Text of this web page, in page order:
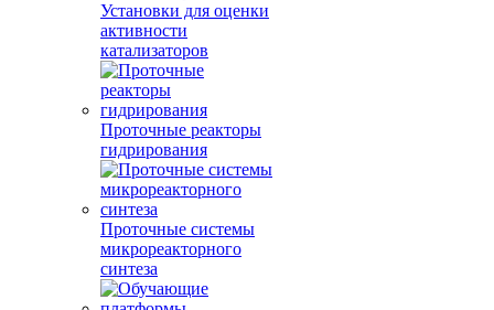
Установки для оценки
активности
катализаторов
Проточные реакторы
гидрирования
Проточные системы
микрореакторного
синтеза